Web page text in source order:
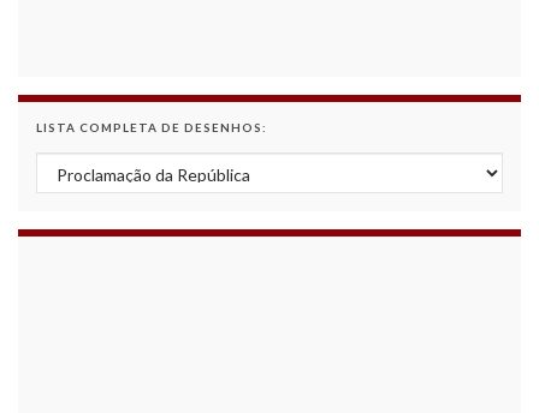
LISTA COMPLETA DE DESENHOS: